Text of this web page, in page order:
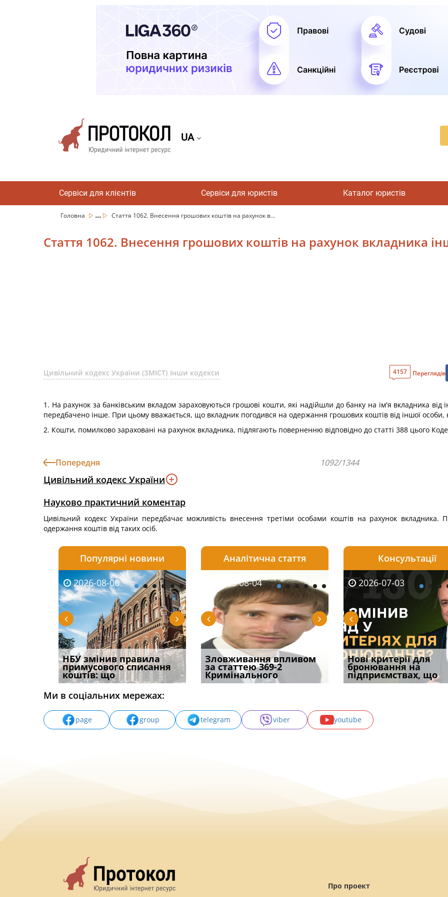
UA
Сервіси для клієнтів Сервіси для юристів Каталог юристів
Головна ... Стаття 1062. Внесення грошових коштів на рахунок в...
Стаття 1062. Внесення грошових коштів на рахунок вкладника
Цивільний кодекс України (ЗМІСТ) Інши кодекси 4157 Переглядів
1. На рахунок за банківським вкладом зараховуються грошові кошти, які надійшли до банку на ім'я вкладника від
передбачено інше. При цьому вважається, що вкладник погодився на одержання грошових коштів від іншої особи,
2. Кошти, помилково зараховані на рахунок вкладника, підлягають поверненню відповідно до статті 388 цього
Попередня 1092/1344
Цивільний кодекс України
Науково практичний коментар
Цивільний кодекс України передбачає можливість внесення третіми особами коштів на рахунок
одержання коштів від таких осіб.
Популярні новини
2026-08-06
НБУ змінив правила
примусового списання
коштів: що
2026-08-06
Якщо суд встановив для
відшкодування шкоди
наявніс
2026-08-06
Документи, на яких не
проставляється
апостиль: пер
Аналітична стаття
2026-08-03
Водії можуть отримати
компенсацію за
незаконні дії
2026-08-04
Зловживання впливом
за статтею 369-2
Кримінального
2026-08-04
Переоформлення
відстрочки за іншою
підставою: нов
Консультації
2026-05-25
Кого з юристів замінить
ШІ, а хто зароблятиме
міль
2026-07-03
Нові критерії для
бронювання на
підприємствах, що
2026-07-30
Восьмий ААС
підтвердив, що
може скас
Ми в соціальних мережах:
page group telegram viber youtube
Про проект